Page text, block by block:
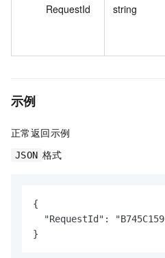
RequestId string
示例
正常返回示例
JSON 格式
{
  "RequestId": "B745C159
}